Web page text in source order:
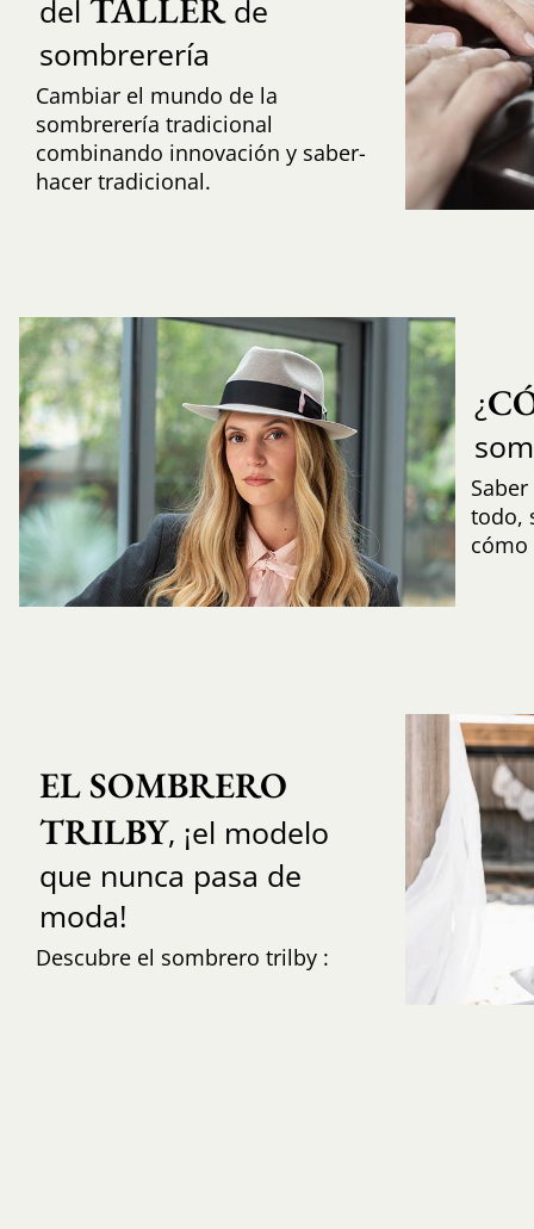
del TALLERde
sombrerería
Cambiar el mundo de la
sombrerería tradicional
combinando innovación y saber-
hacer tradicional.
¿
todo,
cómo
EL SOMBRERO
TRILBY, ¡el modelo
que nunca pasa de
moda!
Descubre el sombrero trilby :